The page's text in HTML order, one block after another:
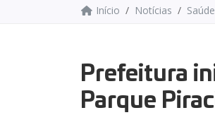
Início Notícias Saúde
Prefeitura
Parque